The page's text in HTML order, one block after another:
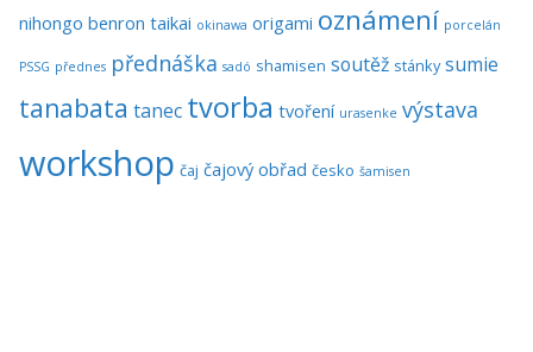
nihongo benron taikai okinawa origami oznámení porcelán
PSSG přednes přednáška sadó shamisen soutěž stánky sumie
tanabata tanec tvorba tvoření urasenke výstava
workshop čaj čajový obřad česko šamisen